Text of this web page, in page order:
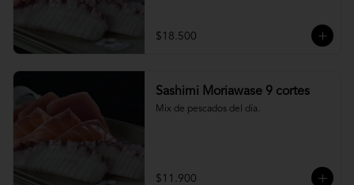
$18.500
Sashimi Moriawase 9 cortes
Mix de pescados del día.
$11.900